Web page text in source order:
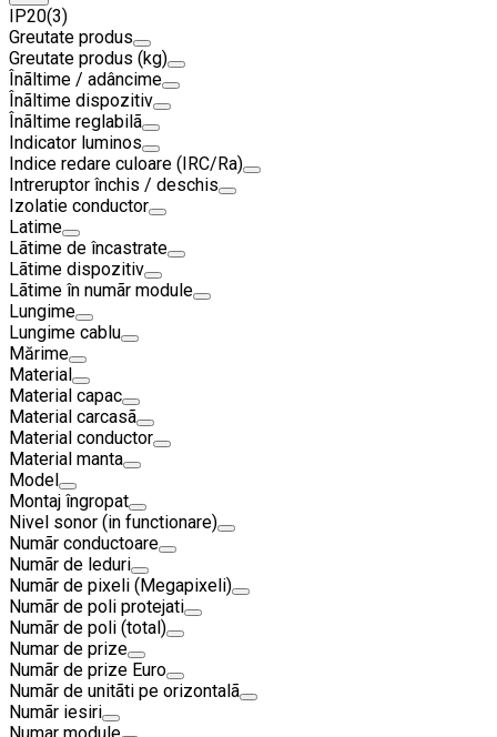
IP20(3)
Greutate produs
Greutate produs (kg)
Înãltime / adâncime
Înãltime dispozitiv
Înãltime reglabilã
Indicator luminos
Indice redare culoare (IRC/Ra)
Intreruptor închis / deschis
Izolatie conductor
Latime
Lãtime de încastrate
Lãtime dispozitiv
Lãtime în numãr module
Lungime
Lungime cablu
Mărime
Material
Material capac
Material carcasã
Material conductor
Material manta
Model
Montaj îngropat
Nivel sonor (in functionare)
Numãr conductoare
Numãr de leduri
Numãr de pixeli (Megapixeli)
Numãr de poli protejati
Numãr de poli (total)
Numar de prize
Numãr de prize Euro
Numãr de unitãti pe orizontalã
Numãr iesiri